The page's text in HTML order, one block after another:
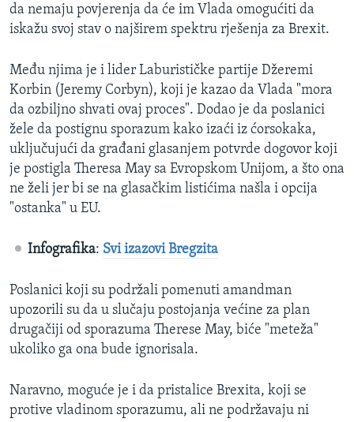
da nemaju povjerenja da će im Vlada omogućiti da
iskažu svoj stav o najširem spektru rješenja za Brexit.
Među njima je i lider Laburističke partije Džeremi
Korbin (Jeremy Corbyn), koji je kazao da Vlada "mora
da ozbiljno shvati ovaj proces". Dodao je da poslanici
žele da postignu sporazum kako izaći iz ćorsokaka,
uključujući da građani glasanjem potvrde dogovor koji
je postigla Theresa May sa Evropskom Unijom, a što ona
ne želi jer bi se na glasačkim listićima našla i opcija
"ostanka" u EU.
Infografika: Svi izazovi Bregzita
Poslanici koji su podržali pomenuti amandman
upozorili su da u slučaju postojanja većine za plan
drugačiji od sporazuma Therese May, biće "meteža"
ukoliko ga ona bude ignorisala.
Naravno, moguće je i da pristalice Brexita, koji se
protive vladinom sporazumu, ali ne podržavaju ni